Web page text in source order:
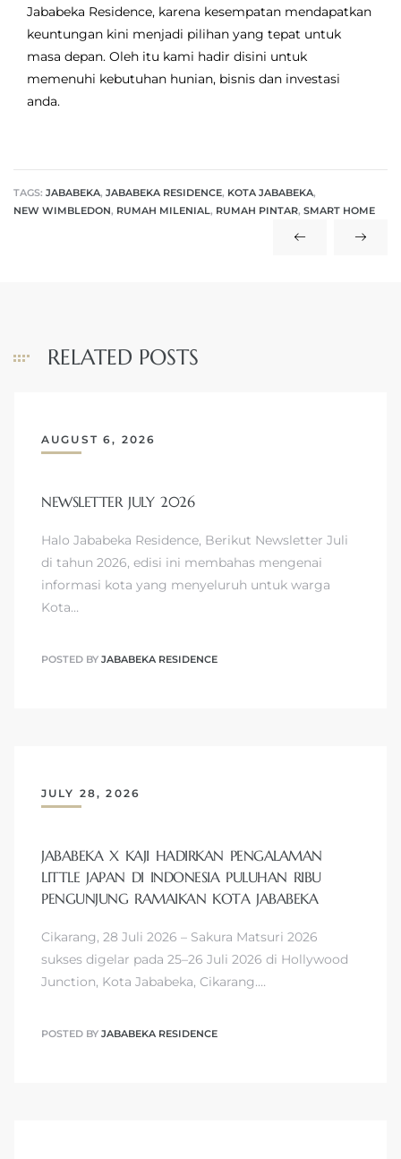
Jababeka Residence, karena kesempatan mendapatkan
keuntungan kini menjadi pilihan yang tepat untuk
masa depan. Oleh itu kami hadir disini untuk
memenuhi kebutuhan hunian, bisnis dan investasi
anda.
TAGS: JABABEKA, JABABEKA RESIDENCE, KOTA JABABEKA,
NEW WIMBLEDON, RUMAH MILENIAL, RUMAH PINTAR, SMART HOME
RELATED POSTS
AUGUST 6, 2026
NEWSLETTER JULY 2026
Halo Jababeka Residence, Berikut Newsletter Juli
di tahun 2026, edisi ini membahas mengenai
informasi kota yang menyeluruh untuk warga
Kota…
POSTED BY JABABEKA RESIDENCE
JULY 28, 2026
JABABEKA X KAJI HADIRKAN PENGALAMAN
LITTLE JAPAN DI INDONESIA PULUHAN RIBU
PENGUNJUNG RAMAIKAN KOTA JABABEKA
Cikarang, 28 Juli 2026 – Sakura Matsuri 2026
sukses digelar pada 25–26 Juli 2026 di Hollywood
Junction, Kota Jababeka, Cikarang.…
POSTED BY JABABEKA RESIDENCE